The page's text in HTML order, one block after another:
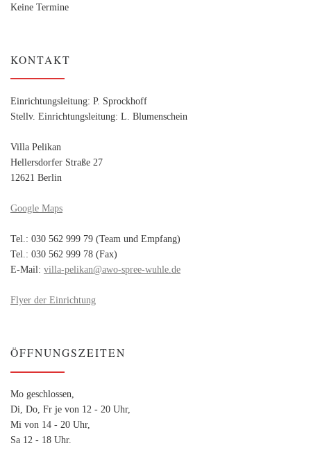
Keine Termine
KONTAKT
Einrichtungsleitung: P. Sprockhoff
Stellv. Einrichtungsleitung: L. Blumenschein
Villa Pelikan
Hellersdorfer Straße 27
12621 Berlin
Google Maps
Tel.: 030 562 999 79 (Team und Empfang)
Tel.: 030 562 999 78 (Fax)
E-Mail: villa-pelikan@awo-spree-wuhle.de
Flyer der Einrichtung
ÖFFNUNGSZEITEN
Mo geschlossen,
Di, Do, Fr je von 12 - 20 Uhr,
Mi von 14 - 20 Uhr,
Sa 12 - 18 Uhr.